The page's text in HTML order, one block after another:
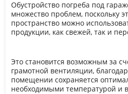
Обустройство погреба под
множество проблем, поскольку
пространство можно
продукции, как свежей, так и
Это становится возможным за
грамотной вентиляции,
помещении сохраняется
необходимыми температурой и